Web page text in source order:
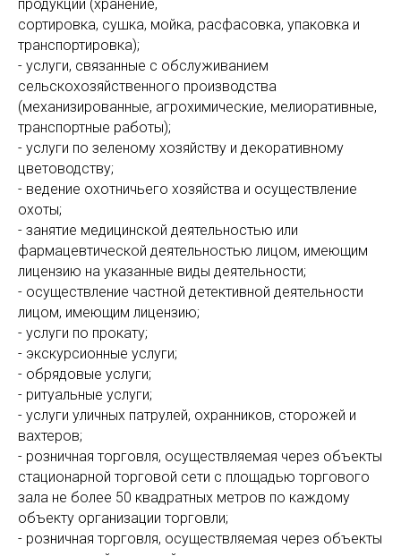
продукции (хранение,
сортировка, сушка, мойка, расфасовка, упаковка и
транспортировка);
- услуги, связанные с обслуживанием
сельскохозяйственного производства
(механизированные, агрохимические, мелиоративные,
транспортные работы);
- услуги по зеленому хозяйству и декоративному
цветоводству;
- ведение охотничьего хозяйства и осуществление
охоты;
- занятие медицинской деятельностью или
фармацевтической деятельностью лицом, имеющим
лицензию на указанные виды деятельности;
- осуществление частной детективной деятельности
лицом, имеющим лицензию;
- услуги по прокату;
- экскурсионные услуги;
- обрядовые услуги;
- ритуальные услуги;
- услуги уличных патрулей, охранников, сторожей и
вахтеров;
- розничная торговля, осуществляемая через объекты
стационарной торговой сети с площадью торгового
зала не более 50 квадратных метров по каждому
объекту организации торговли;
- розничная торговля, осуществляемая через объекты